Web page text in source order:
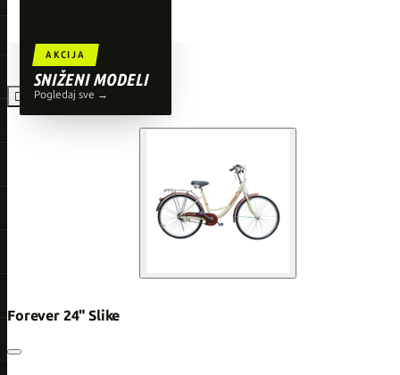
AKCIJA
SNIŽENI MODELI
Pogledaj sve →

Forever 24" Slike